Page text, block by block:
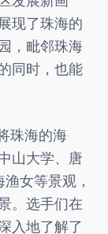
现了珠海的
，毗邻珠海
同时，也能
珠海的海
山大学、唐
女等景观，
。选手们在
入地了解了